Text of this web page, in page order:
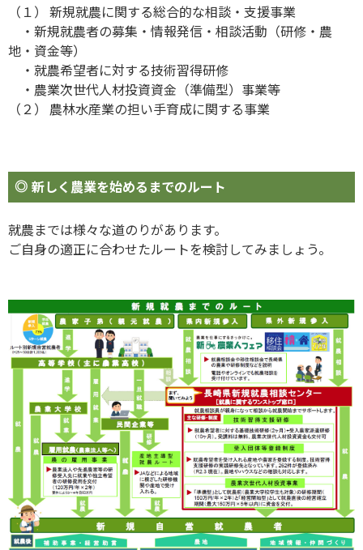
（１） 新規就農に関する総合的な相談・支援事業
・新規就農者の募集・情報発信・相談活動（研修・農
地・資金等）
・就農希望者に対する技術習得研修
・農業次世代人材投資資金（準備型）事業等
（２） 農林水産業の担い手育成に関する事業
新しく農業を始めるまでのルート
就農までは様々な道のりがあります。
ご自身の適正に合わせたルートを検討してみましょう。